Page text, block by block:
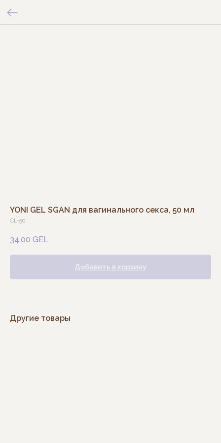
YONI GEL SGAN для вагинального секса, 50 мл
CL-50
34,00 GEL
Добавить в корзину
Другие товары